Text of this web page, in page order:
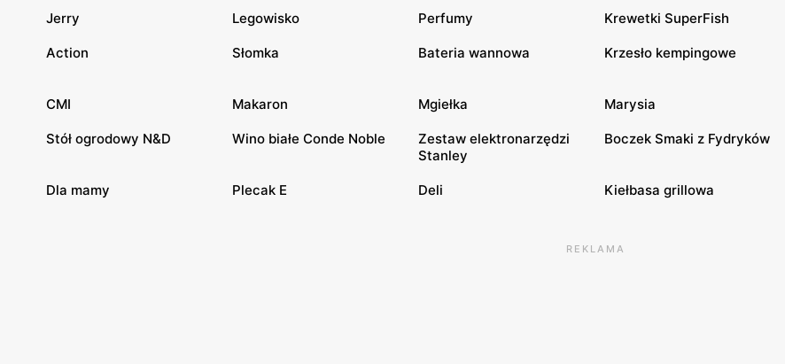
Jerry Legowisko Perfumy Krewetki SuperFish
Action Słomka Bateria wannowa Krzesło kempingowe
CMI Makaron Mgiełka Marysia
Stół ogrodowy N&D Wino białe Conde Noble
Zestaw elektronarzędzi
Stanley
Boczek Smaki z Fydryków
Dla mamy Plecak E Deli Kiełbasa grillowa
REKLAMA